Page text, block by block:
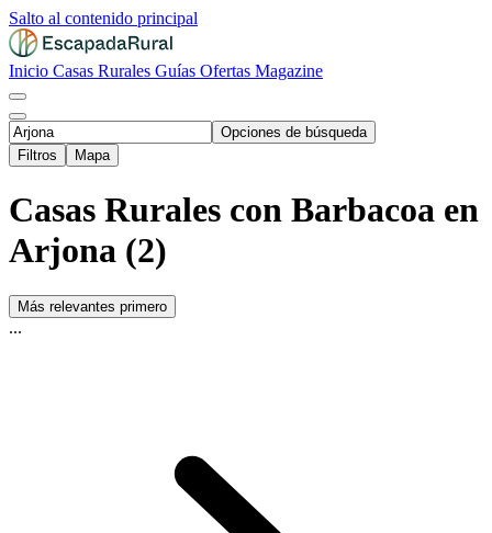
Salto al contenido principal
Inicio Casas Rurales Guías Ofertas Magazine
Opciones de búsqueda
Filtros
Mapa
Casas Rurales con Barbacoa en
Arjona (2)
Más relevantes primero
...